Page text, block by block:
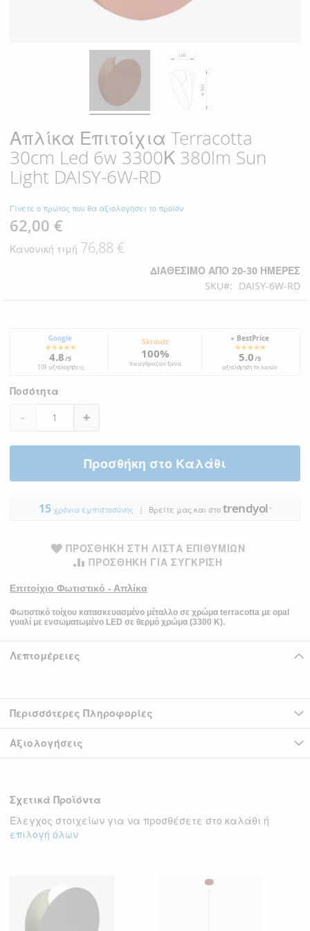
Απλίκα Επιτοίχια Terracotta
30cm Led 6w 3300Κ 380lm Sun
Light DAISY-6W-RD
Γίνετε ο πρώτος που θα αξιολογήσει το προϊόν
Ειδική
Τιμή
62,00 €
Κανονική τιμή 76,88 €
ΔΙΑΘΈΣΙΜΟ ΑΠΌ 20-30 ΗΜΈΡΕΣ
SKU
DAISY-6W-RD
Google
★★★★★
4.8/5
109 αξιολογήσεις
Skroutz
100%
θα αγόραζαν ξανά
● BestPrice
★★★★★
5.0/5
αξιολόγηση πελατών
Ποσότητα
- +
Προσθήκη στο Καλάθι
15χρόνια εμπιστοσύνης | Βρείτε μας και στο trendyol ●
ΠΡΟΣΘΉΚΗ ΣΤΗ ΛΊΣΤΑ ΕΠΙΘΥΜΙΏΝ
ΠΡΟΣΘΉΚΗ ΓΙΑ ΣΎΓΚΡΙΣΗ
Επιτοίχιο Φωτιστικό - Απλίκα
Φωτιστικό τοίχου κατασκευασμένο μέταλλο σε χρώμα terracotta με opal
γυαλί με ενσωματωμένο LED σε θερμό χρώμα (3300 Κ).
Λεπτομέρειες
Περισσότερες Πληροφορίες
Αξιολογήσεις
Σχετικά Προϊόντα
Έλεγχος στοιχείων για να προσθέσετε στο καλάθι ή
επιλογή όλων